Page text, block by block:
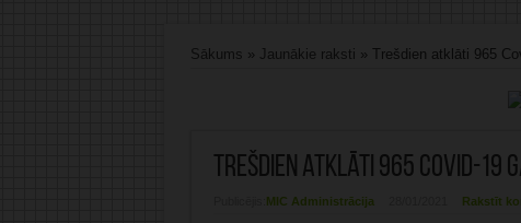
Sākums » Jaunākie raksti » Trešdien atklāti 965
Trešdien atklāti 965 Covid-19
MIC Administrācija Rakstīt